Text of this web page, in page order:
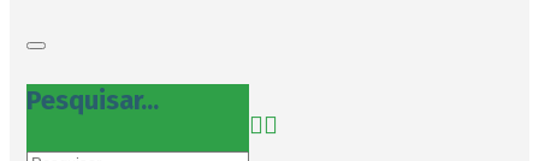
Pesquisar...
Pesquisar